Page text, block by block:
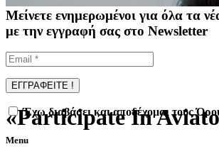
«Participate In
Μείνετε ενημερωμένοι για όλα τα
με την εγγραφή σας στο Newsletter
Έχω διαβάσει και αποδέχομαι τους
Menu